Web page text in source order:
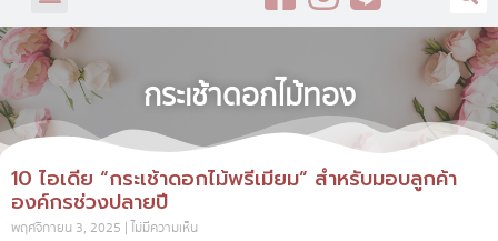
กระเช้าดอกไม้ทอง
10 ไอเดีย “กระเช้าดอกไม้พรีเมียม” สำหรับมอบลูกค้า
องค์กรช่วงปลายปี
พฤศจิกายน 3, 2025 ไม่มีความเห็น